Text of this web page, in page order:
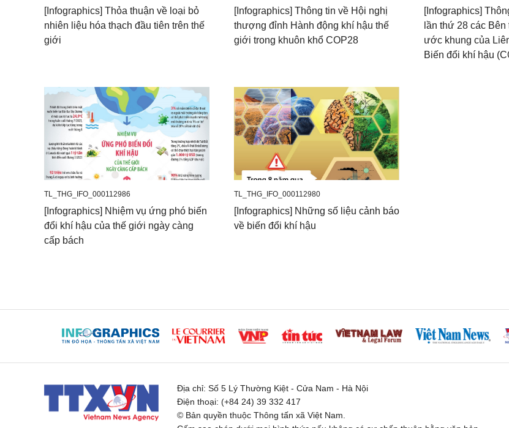
[Infographics] Thỏa thuận về loại bỏ
nhiên liệu hóa thạch đầu tiên trên thế
giới
[Infographics] Thông tin về Hội nghị
thượng đỉnh Hành động khí hậu thế
giới trong khuôn khổ COP28
[Infographics]
lần thứ 28 các
ước khung của
Biến đổi khí hậu
TL_THG_IFO_000112986
[Infographics] Nhiệm vụ ứng phó biến
đổi khí hậu của thế giới ngày càng
cấp bách
TL_THG_IFO_000112980
[Infographics] Những số liệu cảnh báo
về biến đổi khí hậu
Địa chỉ: Số 5 Lý Thường Kiệt - Cửa Nam - Hà Nội
Điện thoại: (+84 24) 39 332 417
© Bản quyền thuộc Thông tấn xã Việt Nam.